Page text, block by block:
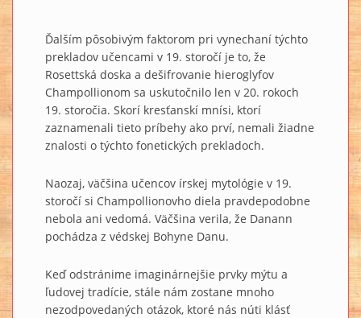
Ďalším pôsobivým faktorom pri vynechaní týchto
prekladov učencami v 19. storočí je to, že
Rosettská doska a dešifrovanie hieroglyfov
Champollionom sa uskutočnilo len v 20. rokoch
19. storočia. Skorí kresťanskí mnísi, ktorí
zaznamenali tieto príbehy ako prví, nemali žiadne
znalosti o týchto fonetických prekladoch.
Naozaj, väčšina učencov írskej mytológie v 19.
storočí si Champollionovho diela pravdepodobne
nebola ani vedomá. Väčšina verila, že Danann
pochádza z védskej Bohyne Danu.
Keď odstránime imaginárnejšie prvky mýtu a
ľudovej tradície, stále nám zostane mnoho
nezodpovedaných otázok, ktoré nás núti klásť